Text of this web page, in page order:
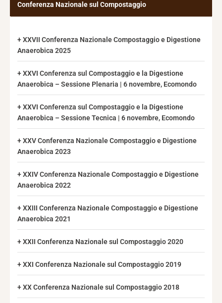
Conferenza Nazionale sul Compostaggio
XXVII Conferenza Nazionale Compostaggio e Digestione
Anaerobica 2025
XXVI Conferenza sul Compostaggio e la Digestione
Anaerobica – Sessione Plenaria | 6 novembre, Ecomondo
XXVI Conferenza sul Compostaggio e la Digestione
Anaerobica – Sessione Tecnica | 6 novembre, Ecomondo
XXV Conferenza Nazionale Compostaggio e Digestione
Anaerobica 2023
XXIV Conferenza Nazionale Compostaggio e Digestione
Anaerobica 2022
XXIII Conferenza Nazionale Compostaggio e Digestione
Anaerobica 2021
XXII Conferenza Nazionale sul Compostaggio 2020
XXI Conferenza Nazionale sul Compostaggio 2019
XX Conferenza Nazionale sul Compostaggio 2018